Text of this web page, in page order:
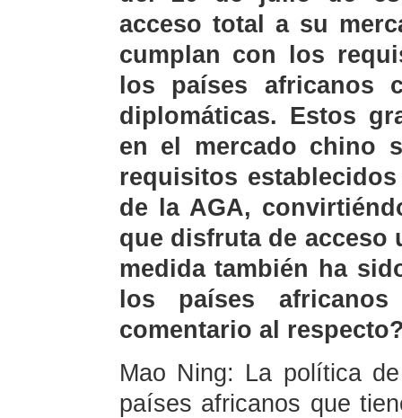
acceso total a su
cumplan con los
los países africanos
diplomáticas. Estos
en el mercado chino
requisitos
de la AGA,
que disfruta de acceso
medida también ha
los países
comentario al
Mao Ning: La política
países africanos que